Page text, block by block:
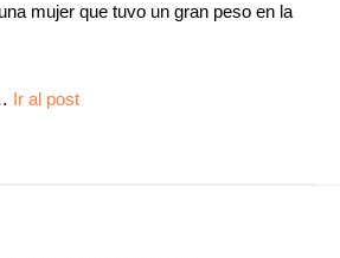
mujer que tuvo un gran peso en la
Ir al post